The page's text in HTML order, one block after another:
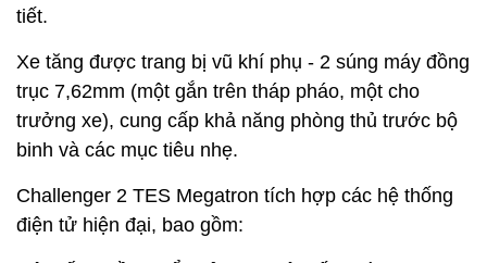
tiết.
Xe tăng được trang bị vũ khí phụ - 2 súng máy đồng
trục 7,62mm (một gắn trên tháp pháo, một cho
trưởng xe), cung cấp khả năng phòng thủ trước bộ
binh và các mục tiêu nhẹ.
Challenger 2 TES Megatron tích hợp các hệ thống
điện tử hiện đại, bao gồm: